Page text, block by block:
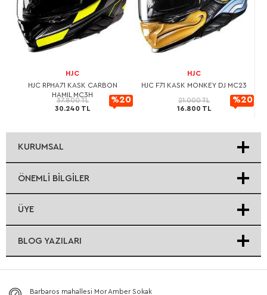
HJC
HJC RPHA71 KASK CARBON
HAMIL MC3H
37.800 TL
30.240 TL
%20
İndirimli
HJC
HJC F71 KASK MONKEY DJ MC23
21.000 TL
16.800 TL
%20
İndirimli
KURUMSAL
ÖNEMLI BILGILER
ÜYE
BLOG YAZILARI
Barbaros mahallesi Mor Amber Sokak